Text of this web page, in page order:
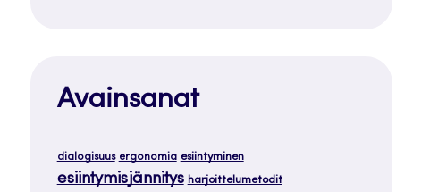
Avainsanat
dialogisuus ergonomia esiintyminen
esiintymisjännitys harjoittelumetodit